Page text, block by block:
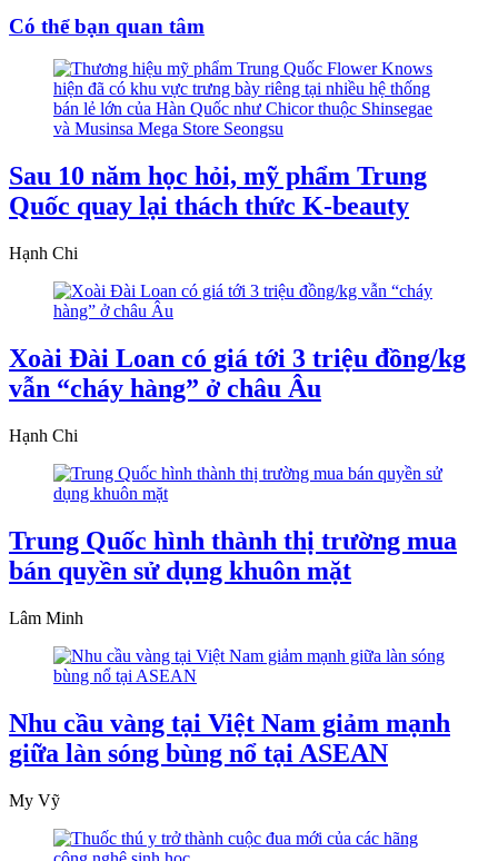
Có thể bạn quan tâm
Sau 10 năm học hỏi, mỹ phẩm Trung
Quốc quay lại thách thức K-beauty
Hạnh Chi
Xoài Đài Loan có giá tới 3 triệu đồng/kg
vẫn “cháy hàng” ở châu Âu
Hạnh Chi
Trung Quốc hình thành thị trường mua
bán quyền sử dụng khuôn mặt
Lâm Minh
Nhu cầu vàng tại Việt Nam giảm mạnh
giữa làn sóng bùng nổ tại ASEAN
My Vỹ